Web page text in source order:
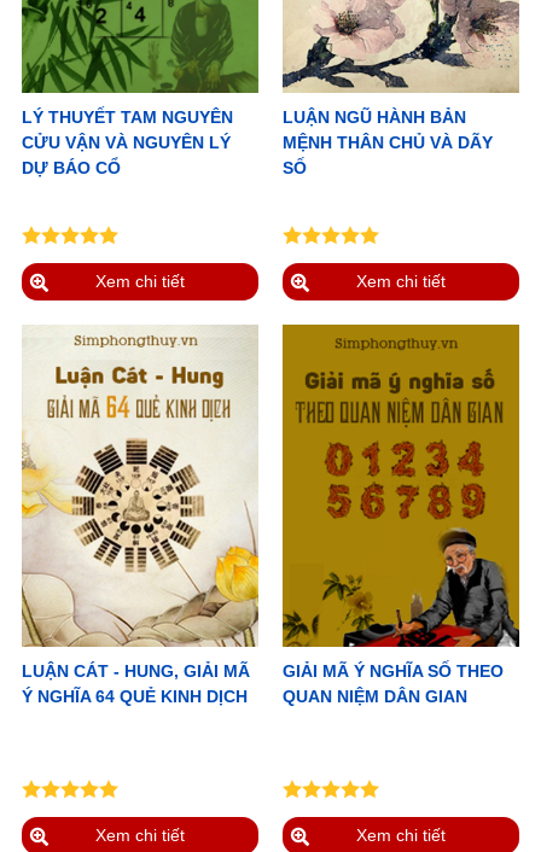
LÝ THUYẾT TAM NGUYÊN
CỬU VẬN VÀ NGUYÊN LÝ
DỰ BÁO CỔ
Xem chi tiết
LUẬN NGŨ HÀNH BẢN
MỆNH THÂN CHỦ VÀ DÃY
SỐ
Xem chi tiết
LUẬN CÁT - HUNG, GIẢI MÃ
Ý NGHĨA 64 QUẺ KINH DỊCH
Xem chi tiết
GIẢI MÃ Ý NGHĨA SỐ THEO
QUAN NIỆM DÂN GIAN
Xem chi tiết